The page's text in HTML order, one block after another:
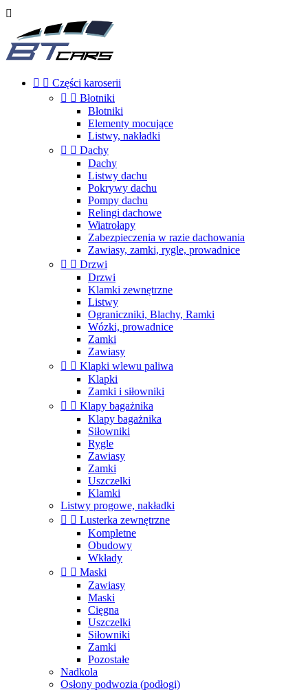

  Części karoserii
  Błotniki
Błotniki
Elementy mocujące
Listwy, nakładki
  Dachy
Dachy
Listwy dachu
Pokrywy dachu
Pompy dachu
Relingi dachowe
Wiatrołapy
Zabezpieczenia w razie dachowania
Zawiasy, zamki, rygle, prowadnice
  Drzwi
Drzwi
Klamki zewnętrzne
Listwy
Ograniczniki, Blachy, Ramki
Wózki, prowadnice
Zamki
Zawiasy
  Klapki wlewu paliwa
Klapki
Zamki i siłowniki
  Klapy bagażnika
Klapy bagażnika
Siłowniki
Rygle
Zawiasy
Zamki
Uszczelki
Klamki
Listwy progowe, nakładki
  Lusterka zewnętrzne
Kompletne
Obudowy
Wkłady
  Maski
Zawiasy
Maski
Cięgna
Uszczelki
Siłowniki
Zamki
Pozostałe
Nadkola
Osłony podwozia (podłogi)